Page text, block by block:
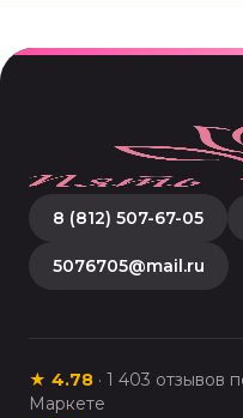
8 (812) 507-67-05
5076705@mail.ru
★ 4.78 · 1 403 отзывов
Маркете